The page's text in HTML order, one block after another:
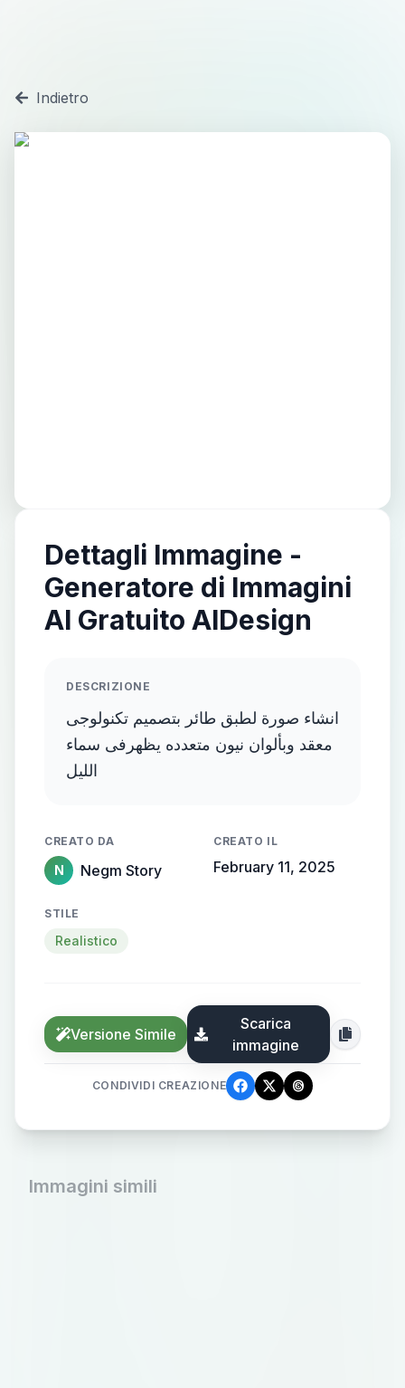
Indietro
Dettagli Immagine -
Generatore di Immagini
AI Gratuito AIDesign
DESCRIZIONE
انشاء صورة لطبق طائر بتصميم تكنولوجى
معقد وبألوان نيون متعدده يظهرفى سماء
الليل
CREATO DA
N Negm Story
CREATO IL
February 11, 2025
STILE
Realistico
Versione Simile
Scarica
immagine
CONDIVIDI CREAZIONE
Immagini simili